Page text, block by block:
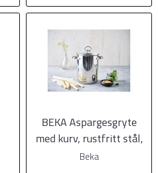
BEKA Aspargesgryte
med kurv, rustfritt stål,
Ø16cm
Beka